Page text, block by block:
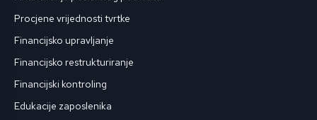
Procjene vrijednosti tvrtke
Financijsko upravljanje
Financijsko restrukturiranje
Financijski kontroling
Edukacije zaposlenika